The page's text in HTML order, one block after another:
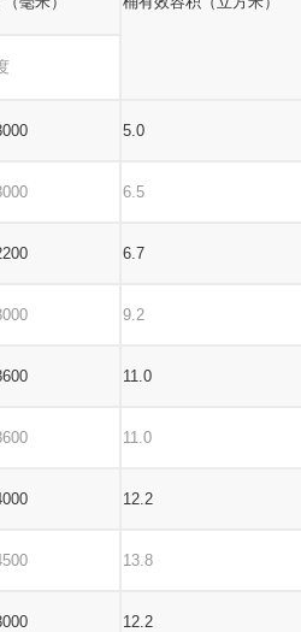
5.0
6.5
6.7
9.2
11.0
11.0
12.2
13.8
12.2